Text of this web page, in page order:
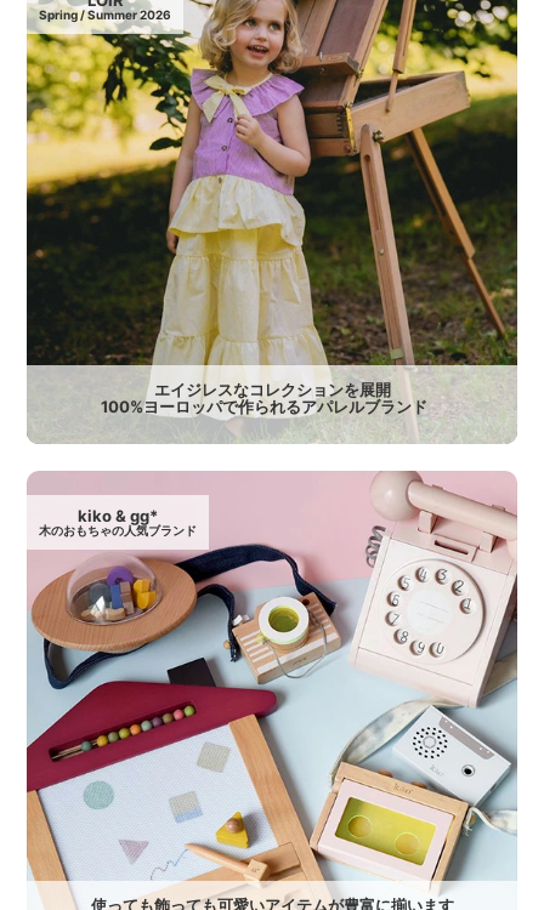
Spring / Summer 2026
エイジレスなコレクションを展開
100%ヨーロッパで作られるアパレルブランド
kiko & gg*
木のおもちゃの人気ブランド
使っても飾っても可愛いアイテムが豊富に揃います